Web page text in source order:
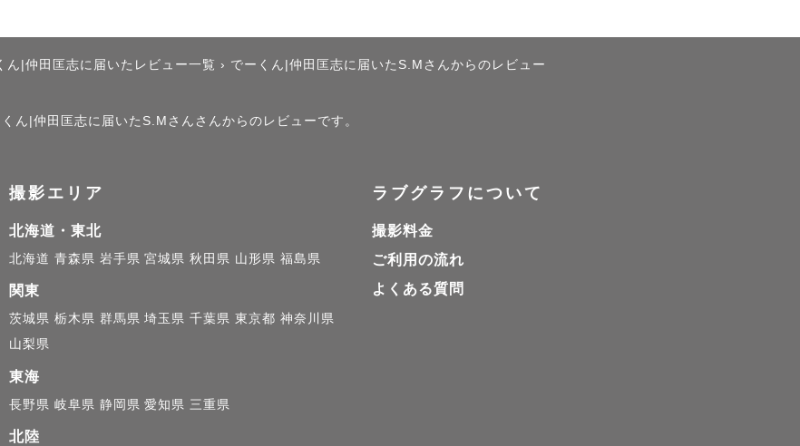
の流れが不安。。
せください！
話しします。
うな写真は苦手...
ん|仲田匡志に届いたレビュー一覧 › でーくん|仲田匡志に届いたS.Mさんからのレビュー
ん|仲田匡志に届いたS.Mさんさんからのレビューです。
撮影エリア
北海道・東北
北海道 青森県 岩手県 宮城県 秋田県 山形県 福島県
関東
茨城県 栃木県 群馬県 埼玉県 千葉県 東京都 神奈川県
山梨県
東海
長野県 岐阜県 静岡県 愛知県 三重県
北陸
ラブグラフについて
撮影料金
ご利用の流れ
よくある質問